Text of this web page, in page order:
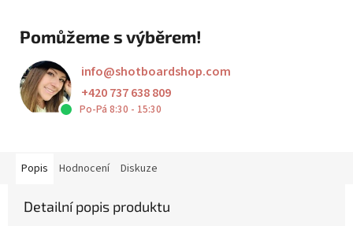
Pomůžeme s výběrem!
info@shotboardshop.com
+420 737 638 809
Po-Pá 8:30 - 15:30
Popis Hodnocení Diskuze
Detailní popis produktu